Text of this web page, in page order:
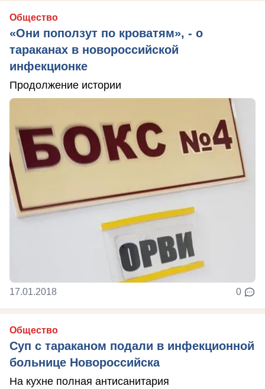
Общество
«Они поползут по кроватям», - о
тараканах в новороссийской
инфекционке
Продолжение истории
17.01.2018 0
Общество
Суп с тараканом подали в инфекционной
больнице Новороссийска
На кухне полная антисанитария